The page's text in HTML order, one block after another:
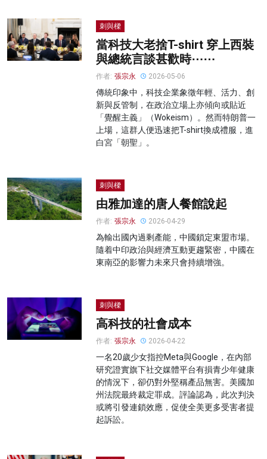
刺與樑
當科技大老捨T-shirt 穿上西裝
與總統言談甚歡時⋯⋯
作者: 張宗永 2026-05-06
傳統印象中，科技企業象徵年輕、活力、創
新與反管制，在政治立場上亦傾向或貼近
「覺醒主義」（Wokeism）。然而特朗普一
上場，這群人便迅速把T-shirt換成禮服，進
白宮「朝聖」。
刺與樑
由雅加達的唐人餐館說起
作者: 張宗永 2026-04-29
為輸出國內過剩產能，中國鎖定東盟市場。
隨着中印政治與經濟互動更趨緊密，中國在
東南亞的影響力未來只會持續增強。
刺與樑
高科技的社會成本
作者: 張宗永 2026-04-22
一名20歲少女指控Meta與Google，在內部
研究證實旗下社交媒體平台有損青少年健康
的情況下，卻仍對外堅稱產品無害。美國加
州法院最終裁定罪成。評論認為，此次判決
或將引發連鎖效應，促使全美更多受害者提
起訴訟。